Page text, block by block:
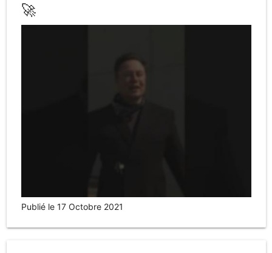
🚀
Publié le 17 Octobre 2021